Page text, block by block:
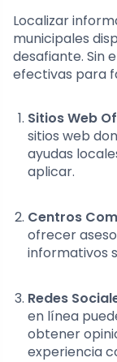
Localizar
municipales
desafiante. Sin
efectivas para
Sitios Web
sitios web
ayudas
aplicar.
Centros
ofrecer
informativos
Redes
en línea
obtener
experiencia